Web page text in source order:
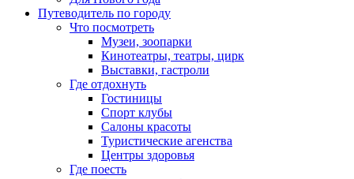
Путеводитель по городу
Что посмотреть
Музеи, зоопарки
Кинотеатры, театры, цирк
Выставки, гастроли
Где отдохнуть
Гостиницы
Спорт клубы
Салоны красоты
Туристические агенства
Центры здоровья
Где поесть